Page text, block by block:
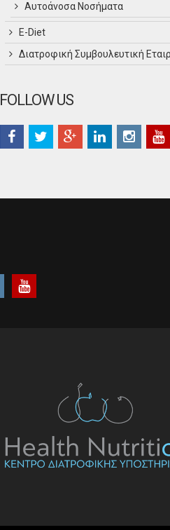
Αυτοάνοσα Νοσήματα
Ε-Diet
Διατροφική Συμβουλευτική
FOLLOW US